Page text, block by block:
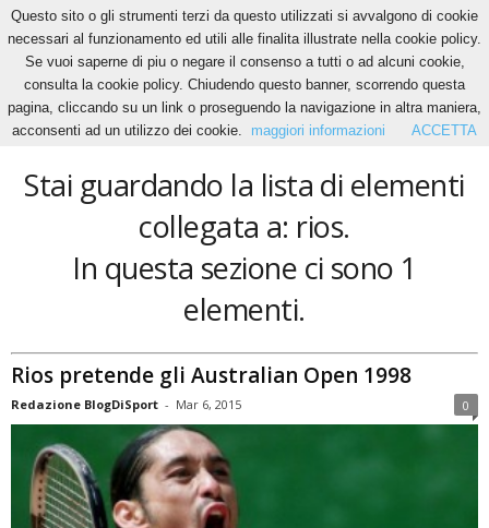
Home Tags Rios
rios
Stai guardando la lista di elementi
collegata a: rios.
In questa sezione ci sono 1
elementi.
Rios pretende gli Australian Open 1998
Redazione BlogDiSport - Mar 6, 2015 0
Questo sito o gli strumenti terzi da questo utilizzati si avvalgono di cookie
necessari al funzionamento ed utili alle finalita illustrate nella cookie policy.
Se vuoi saperne di piu o negare il consenso a tutti o ad alcuni cookie,
consulta la cookie policy. Chiudendo questo banner, scorrendo questa
pagina, cliccando su un link o proseguendo la navigazione in altra maniera,
acconsenti ad un utilizzo dei cookie.
maggiori informazioni ACCETTA